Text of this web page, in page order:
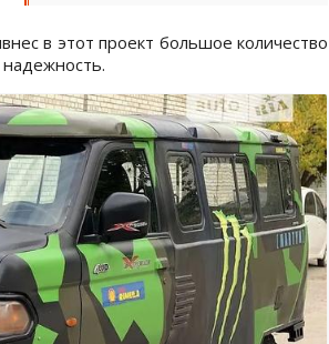
в этот проект большое количество